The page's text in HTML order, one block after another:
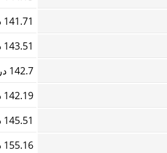
141.71 درجة
143.51 درجة
142.7 درجة
142.19 درجة
145.51 درجة
155.16 درجة